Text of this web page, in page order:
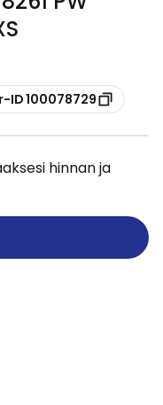
ID 100078729
hinnan ja